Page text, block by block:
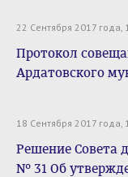
22 Сентября 2017 года,
Протокол
Ардатовского
18 Сентября 2017 года,
Решение Совета
№ 31 Об